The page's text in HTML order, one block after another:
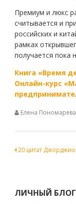
Премиум и люкс
считывается и
российских и
рамках
получается пока
Книга «Время
Онлайн-курс
Елена Пономарева
20 цитат
ЛИЧНЫЙ